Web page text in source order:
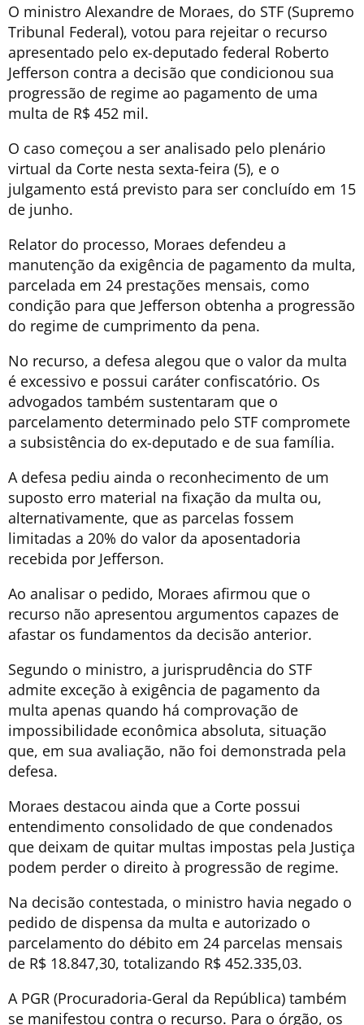
O ministro Alexandre de Moraes, do STF (Supremo
Tribunal Federal), votou para rejeitar o recurso
apresentado pelo ex-deputado federal Roberto
Jefferson contra a decisão que condicionou sua
progressão de regime ao pagamento de uma
multa de R$ 452 mil.
O caso começou a ser analisado pelo plenário
virtual da Corte nesta sexta-feira (5), e o
julgamento está previsto para ser concluído em 15
de junho.
Relator do processo, Moraes defendeu a
manutenção da exigência de pagamento da multa,
parcelada em 24 prestações mensais, como
condição para que Jefferson obtenha a progressão
do regime de cumprimento da pena.
No recurso, a defesa alegou que o valor da multa
é excessivo e possui caráter confiscatório. Os
advogados também sustentaram que o
parcelamento determinado pelo STF compromete
a subsistência do ex-deputado e de sua família.
A defesa pediu ainda o reconhecimento de um
suposto erro material na fixação da multa ou,
alternativamente, que as parcelas fossem
limitadas a 20% do valor da aposentadoria
recebida por Jefferson.
Ao analisar o pedido, Moraes afirmou que o
recurso não apresentou argumentos capazes de
afastar os fundamentos da decisão anterior.
Segundo o ministro, a jurisprudência do STF
admite exceção à exigência de pagamento da
multa apenas quando há comprovação de
impossibilidade econômica absoluta, situação
que, em sua avaliação, não foi demonstrada pela
defesa.
Moraes destacou ainda que a Corte possui
entendimento consolidado de que condenados
que deixam de quitar multas impostas pela Justiça
podem perder o direito à progressão de regime.
Na decisão contestada, o ministro havia negado o
pedido de dispensa da multa e autorizado o
parcelamento do débito em 24 parcelas mensais
de R$ 18.847,30, totalizando R$ 452.335,03.
A PGR (Procuradoria-Geral da República) também
se manifestou contra o recurso. Para o órgão, os